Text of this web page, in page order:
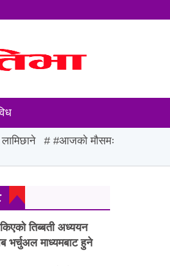
#आजको मौसमः
तिब्बती अध्ययन
भर्चुअल माध्यमबाट हुने